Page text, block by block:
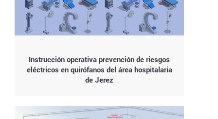
Instrucción operativa prevención de riesgos
eléctricos en quirófanos del área hospitalaria
de Jerez